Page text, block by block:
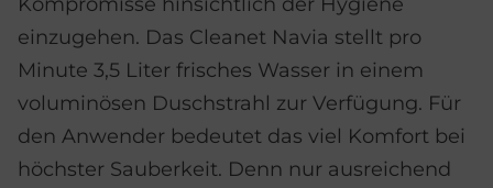
einzugehen. Das Cleanet Navia stellt pro
Minute 3,5 Liter frisches Wasser in einem
voluminösen Duschstrahl zur Verfügung. Für
den Anwender bedeutet das viel Komfort bei
höchster Sauberkeit. Denn nur ausreichend